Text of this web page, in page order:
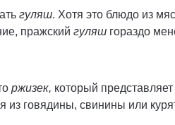
гуляш. Хотя это блюдо из
пражскийгуляш гораздо
ржизек, который
из говядины, свинины или